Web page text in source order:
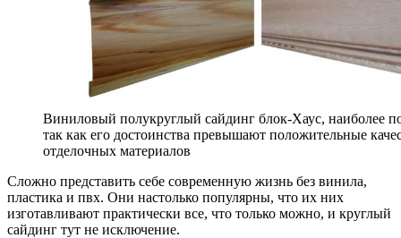
Виниловый полукруглый сайдинг блок-Хаус, наиболее
так как его достоинства превышают положительные
отделочных материалов
Сложно представить себе современную жизнь без винила,
пластика и пвх. Они настолько популярны, что их них
изготавливают практически все, что только можно, и круглый
сайдинг тут не исключение.